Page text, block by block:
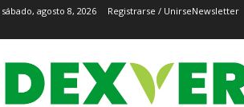
sábado, agosto 8, 2026 Registrarse / UnirseNewsletter